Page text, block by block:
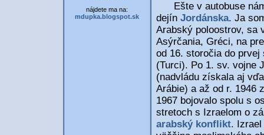
nájdete ma na:
mdupka.blogspot.sk
Ešte v autobuse nám
dejín Jordánska. Ja
Arabský poloostrov, sa
Asýrčania, Gréci, na
od 16. storočia do
(Turci). Po 1. sv. vojne
(nadvládu získala aj
Arábie) a až od r. 1946
1967 bojovalo spolu s
stretoch s Izraelom o
arabský konflikt. Izrael